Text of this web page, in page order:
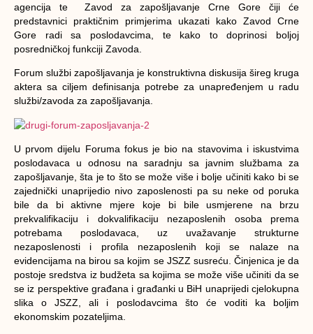
agencija te Zavod za zapošljavanje Crne Gore čiji će
predstavnici praktičnim primjerima ukazati kako Zavod Crne
Gore radi sa poslodavcima, te kako to doprinosi boljoj
posredničkoj funkciji Zavoda.
Forum službi zapošljavanja je konstruktivna diskusija šireg kruga
aktera sa ciljem definisanja potrebe za unapređenjem u radu
službi/zavoda za zapošljavanja.
U prvom dijelu Foruma fokus je bio na stavovima i iskustvima
poslodavaca u odnosu na saradnju sa javnim službama za
zapošljavanje, šta je to što se može više i bolje učiniti kako bi se
zajednički unaprijedio nivo zaposlenosti pa su neke od poruka
bile da bi aktivne mjere koje bi bile usmjerene na brzu
prekvalifikaciju i dokvalifikaciju nezaposlenih osoba prema
potrebama poslodavaca, uz uvažavanje strukturne
nezaposlenosti i profila nezaposlenih koji se nalaze na
evidencijama na birou sa kojim se JSZZ susreću. Činjenica je da
postoje sredstva iz budžeta sa kojima se može više učiniti da se
se iz perspektive građana i građanki u BiH unaprijedi cjelokupna
slika o JSZZ, ali i poslodavcima što će voditi ka boljim
ekonomskim pozateljima.